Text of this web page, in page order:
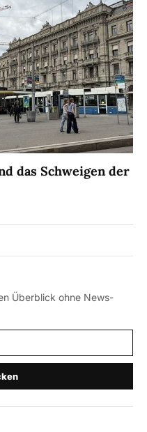
das Schweigen der
Überblick ohne News-